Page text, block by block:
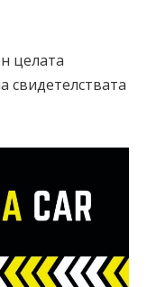
целата
свидетелствата